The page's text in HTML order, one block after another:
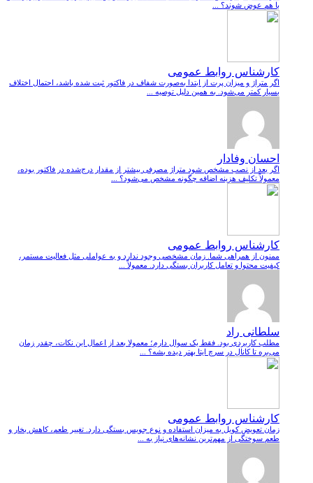
با هم عوض شوند؟ ...
کارشناس روابط عمومی
اگر متراژ و میزان پرت از ابتدا به‌صورت شفاف در فاکتور ثبت شده باشد، احتمال اختلاف
بسیار کمتر می‌شود. به همین دلیل توصیه ...
احسان وفادار
اگر بعد از نصب مشخص شود متراژ مصرفی بیشتر از مقدار درج‌شده در فاکتور بوده،
معمولاً تکلیف هزینه اضافه چگونه مشخص می‌شود؟ ...
کارشناس روابط عمومی
ممنون از همراهی شما. زمان مشخصی وجود ندارد و به عواملی مثل فعالیت مستمر،
کیفیت محتوا و تعامل کاربران بستگی دارد. معمولاً ...
سلطانی راد
مطلب کاربردی بود. فقط یک سوال دارم؛ معمولا بعد از اعمال این نکات، چقدر زمان
می‌بره تا کانال در سرچ ایتا بهتر دیده بشه؟ ...
کارشناس روابط عمومی
زمان تعویض کویل به میزان استفاده و نوع جویس بستگی دارد. تغییر طعم، کاهش بخار و
طعم سوختگی از مهم‌ترین نشانه‌های نیاز به ...